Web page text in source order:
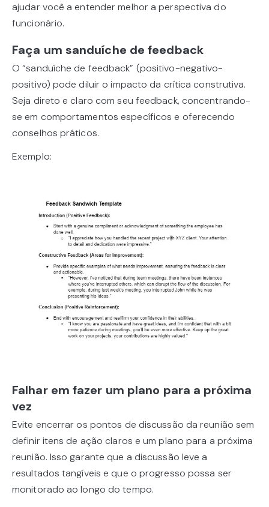
ajudar você a entender melhor a perspectiva do
funcionário.
Faça um sanduíche de feedback
O “sanduíche de feedback” (positivo-negativo-
positivo) pode diluir o impacto da crítica construtiva.
Seja direto e claro com seu feedback, concentrando-
se em comportamentos específicos e oferecendo
conselhos práticos.
Exemplo:
Falhar em fazer um plano para a próxima
vez
Evite encerrar os pontos de discussão da reunião sem
definir itens de ação claros e um plano para a próxima
reunião. Isso garante que a discussão leve a
resultados tangíveis e que o progresso possa ser
monitorado ao longo do tempo.